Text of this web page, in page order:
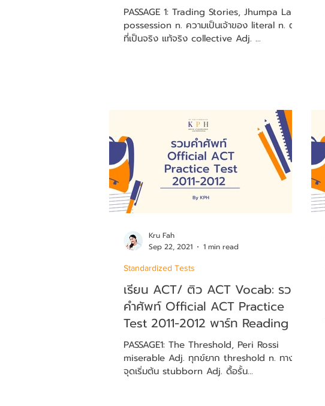
PASSAGE 1: Trading Stories, Jhumpa Lahiri
possession n. ความเป็นเจ้าของ literal n. ตาม
ที่เป็นจริง แท้จริง collective Adj. ...
เรียน ACT/ ติว ACT Vocab: รวม
คำศัพท์ Official ACT Practice
Test 2011-2012 พาร์ท Reading
PASSAGE1: The Threshold, Peri Rossi
miserable Adj. ทุกข์ยาก threshold n. ทางเข้า
จุดเริ่มต้น stubborn Adj. ดื้อรั้น...
Standardized Tests
Kru Fah
Sep 22, 2021
1 min read